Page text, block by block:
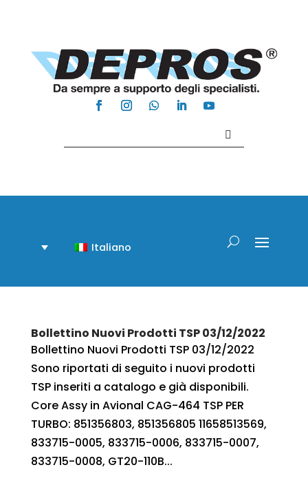
Italiano
Bollettino Nuovi Prodotti TSP 03/12/2022
Bollettino Nuovi Prodotti TSP 03/12/2022
Sono riportati di seguito i nuovi prodotti
TSP inseriti a catalogo e già disponibili.
Core Assy in Avional CAG-464 TSP PER
TURBO: 851356803, 851356805 11658513569,
833715-0005, 833715-0006, 833715-0007,
833715-0008, GT20-110B...